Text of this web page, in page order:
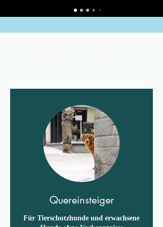
Quereinsteiger
Für Tierschutzhunde und erwachsene